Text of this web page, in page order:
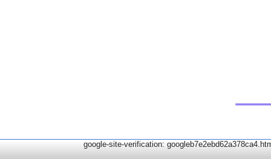
google-site-verification: